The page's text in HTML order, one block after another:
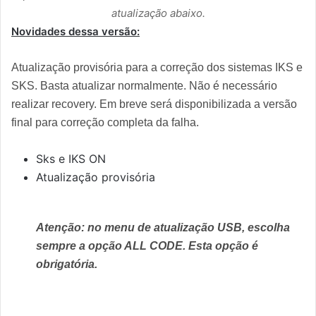
atualização abaixo.
Novidades dessa versão:
Atualização provisória para a correção dos sistemas IKS e
SKS. Basta atualizar normalmente. Não é necessário
realizar recovery. Em breve será disponibilizada a versão
final para correção completa da falha.
Sks e IKS ON
Atualização provisória
Atenção: no menu de atualização USB, escolha
sempre a opção ALL CODE. Esta opção é
obrigatória.